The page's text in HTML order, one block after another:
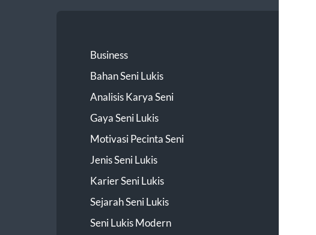
Business
Bahan Seni Lukis
Analisis Karya Seni
Gaya Seni Lukis
Motivasi Pecinta Seni
Jenis Seni Lukis
Karier Seni Lukis
Sejarah Seni Lukis
Seni Lukis Modern